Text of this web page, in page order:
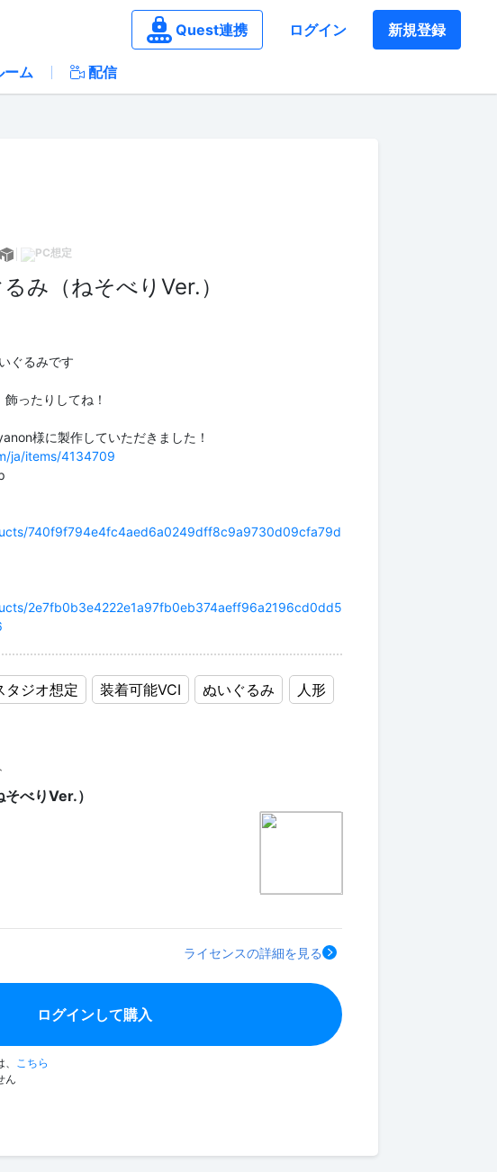
Quest連携 ログイン 新規登録
ーム 配信
み（ねそべりVer.）
ぐるみです
ったりしてね！
様に製作していただきました！
ja/items/4134709
740f9f794e4fc4aed6a0249dff8c9a9730d09cfa79d
2e7fb0b3e4222e1a97fb0eb374aeff96a2196cd0dd5
タジオ想定 装着可能VCI ぬいぐるみ 人形
べりVer.）
ライセンスの詳細を見る
ログインして購入
こちら
ん